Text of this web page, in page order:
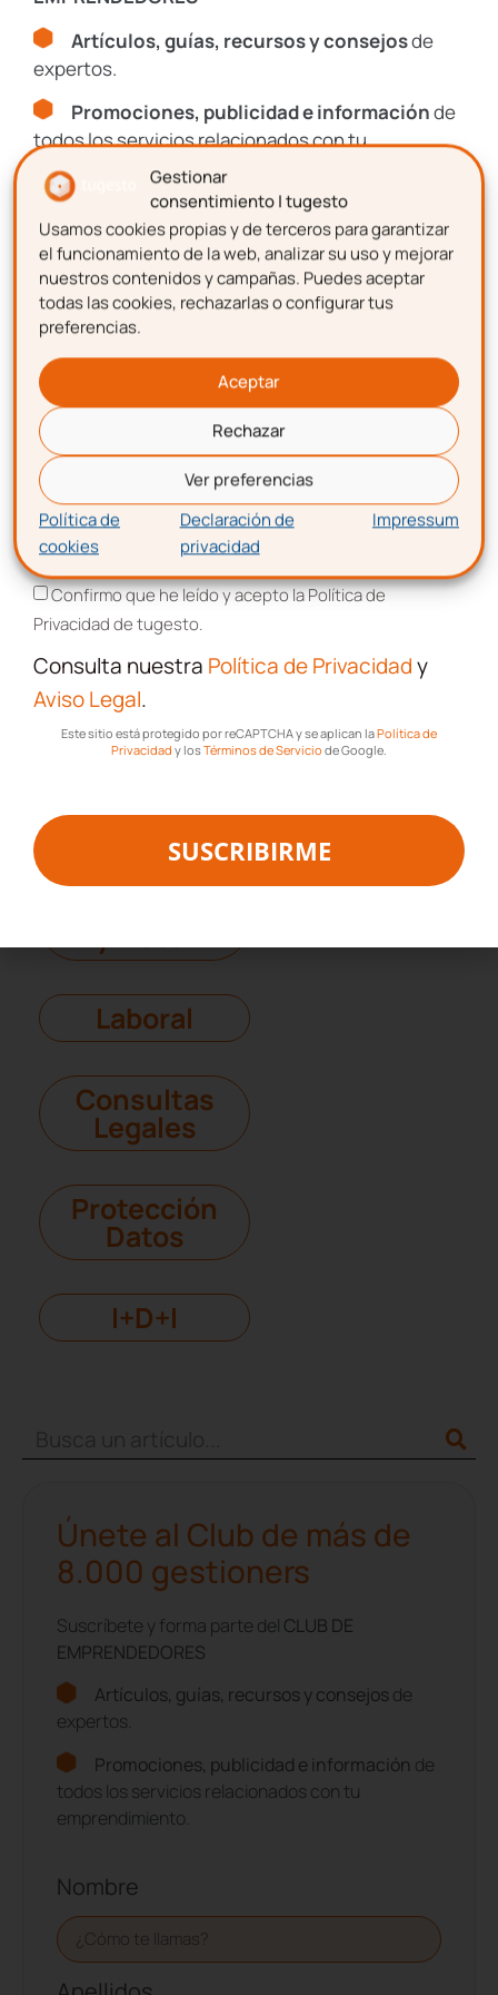
Gestionar
consentimiento | tugesto
Usamos cookies propias y de terceros para garantizar
el funcionamiento de la web, analizar su uso y mejorar
nuestros contenidos y campañas. Puedes aceptar
todas las cookies, rechazarlas o configurar tus
preferencias.
Aceptar
Rechazar
Ver preferencias
Política de
cookies
Declaración de
privacidad
Impressum
¿Quieres saber
más?
Automatiza y simplifica
procesos de gestión de tu
negocio con los softwares de
tugesto para autónomos y
empresas. Nóminas, gestión
Laboral, Facturación,
Contabilidad, Fiscalidad y
Asesoría Legal en una sola
plataforma 360º
Saber más
Encuentra más posts sobre estas temáticas
Laboral
Consultas
Legales
Protección
Datos
I+D+I
Únete al Club de más de
8.000 gestioners
Suscríbete y forma parte del CLUB DE
EMPRENDEDORES
Artículos, guías, recursos y consejosde
expertos.
Promociones, publicidad e información de
todos los servicios relacionados con tu
emprendimiento.
Nombre
Artículos, guías, recursos y consejosde
expertos.
Promociones, publicidad e informaciónde
todos los servicios relacionados con tu
emprendimiento.
Nombre
Apellidos
Correo electrónico
Aceptación de términos y condiciones
Confirmo que he leído y acepto la Política de
Privacidad de tugesto.
Consulta nuestra Política de Privacidady
Aviso Legal.
Este sitio está protegido por reCAPTCHA y se aplican laPolítica de
Privacidad y losTérminos de Servicio de Google.
SUSCRIBIRME